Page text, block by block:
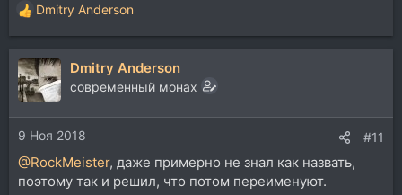
Р
е
а
к
ц
и
и
:
Dmitry Anderson
Dmitry Anderson
современный монах
9 Ноя 2018 #11
@RockMeister, даже примерно не знал как назвать,
поэтому так и решил, что потом переименуют.